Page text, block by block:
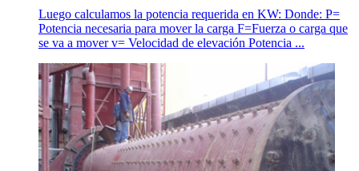
Luego calculamos la potencia requerida en KW: Donde: P=
Potencia necesaria para mover la carga F=Fuerza o carga que
se va a mover v= Velocidad de elevación Potencia ...